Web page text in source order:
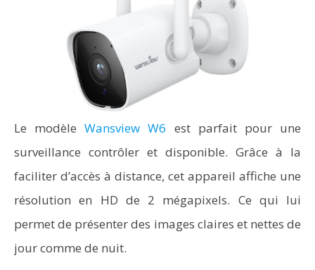
Le modèleWansview W6 est parfait pour une
surveillance contrôler et disponible. Grâce à la
faciliter d’accès à distance, cet appareil affiche une
résolution en HD de 2 mégapixels. Ce qui lui
permet de présenter des images claires et nettes de
jour comme de nuit.